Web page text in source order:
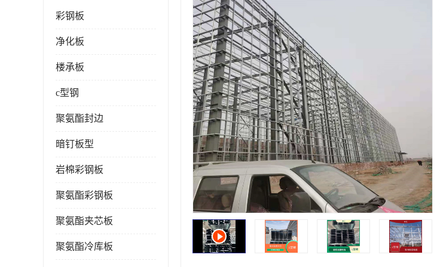
彩钢板
净化板
楼承板
c型钢
聚氨酯封边
暗钉板型
岩棉彩钢板
聚氨酯彩钢板
聚氨酯夹芯板
聚氨酯冷库板